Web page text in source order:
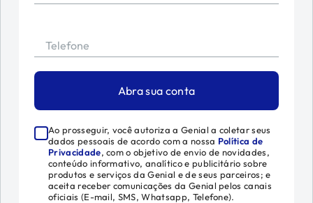
Telefone
Abra sua conta
Ao prosseguir, você autoriza a Genial a coletar seus
dados pessoais de acordo com a nossa Política de
Privacidade, com o objetivo de envio de novidades,
conteúdo informativo, analítico e publicitário sobre
produtos e serviços da Genial e de seus parceiros; e
aceita receber comunicações da Genial pelos canais
oficiais (E-mail, SMS, Whatsapp, Telefone).